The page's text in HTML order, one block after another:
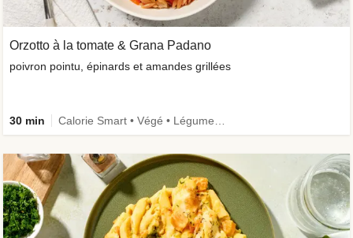
Orzotto à la tomate & Grana Padano
poivron pointu, épinards et amandes grillées
30 min